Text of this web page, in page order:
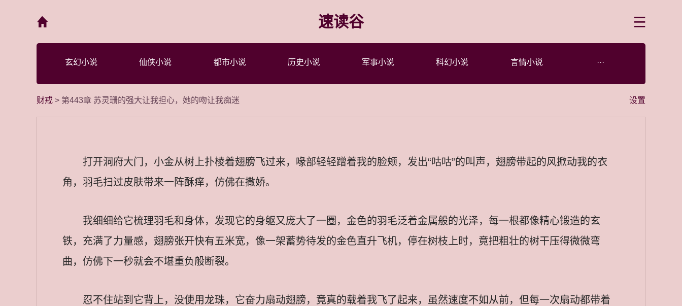
速读谷
玄幻小说 仙侠小说 都市小说 历史小说 军事小说 科幻小说 言情小说 ···
设置
财戒 > 第443章 苏灵珊的强大让我担心，她的吻让我痴迷
打开洞府大门，小金从树上扑棱着翅膀飞过来，喙部轻轻蹭着我的脸颊，发出“咕咕”的叫声，翅膀带起的风掀动我的衣
角，羽毛扫过皮肤带来一阵酥痒，仿佛在撒娇。
我细细给它梳理羽毛和身体，发现它的身躯又庞大了一圈，金色的羽毛泛着金属般的光泽，每一根都像精心锻造的玄
铁，充满了力量感，翅膀张开快有五米宽，像一架蓄势待发的金色直升飞机，停在树枝上时，竟把粗壮的树干压得微微弯
曲，仿佛下一秒就会不堪重负般断裂。
忍不住站到它背上，没使用龙珠，它奋力扇动翅膀，竟真的载着我飞了起来，虽然速度不如从前，但每一次扇动都带着